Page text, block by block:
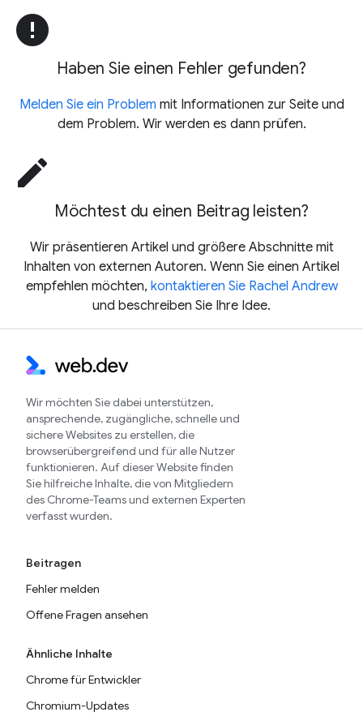
error
Haben Sie einen Fehler gefunden?
Melden Sie ein Problem mit Informationen zur Seite und
dem Problem. Wir werden es dann prüfen.
edit
Möchtest du einen Beitrag leisten?
Wir präsentieren Artikel und größere Abschnitte mit
Inhalten von externen Autoren. Wenn Sie einen Artikel
empfehlen möchten, kontaktieren Sie Rachel Andrew
und beschreiben Sie Ihre Idee.
Wir möchten Sie dabei unterstützen,
ansprechende, zugängliche, schnelle und
sichere Websites zu erstellen, die
browserübergreifend und für alle Nutzer
funktionieren. Auf dieser Website finden
Sie hilfreiche Inhalte, die von Mitgliedern
des Chrome-Teams und externen Experten
verfasst wurden.
Beitragen
Fehler melden
Offene Fragen ansehen
Ähnliche Inhalte
Chrome für Entwickler
Chromium-Updates